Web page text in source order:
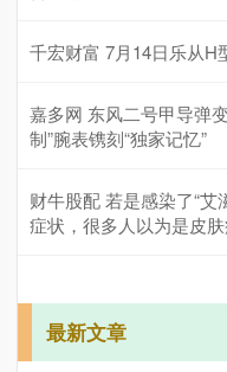
千宏财富 7月14日乐从H
嘉多网 东风二号甲导弹
制”腕表镌刻“独家记忆”
财牛股配 若是感染了“艾
症状，很多人以为是皮
最新文章